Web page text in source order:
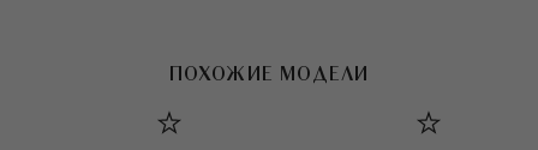
ПОХОЖИЕ МОДЕЛИ